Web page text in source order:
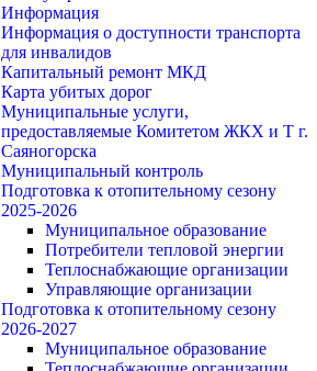
Информация
Информация о доступности транспорта
для инвалидов
Капитальный ремонт МКД
Карта убитых дорог
Муниципальные услуги,
предоставляемые Комитетом ЖКХ и Т г.
Саяногорска
Муниципальный контроль
Подготовка к отопительному сезону
2025-2026
Муниципальное образование
Потребители тепловой энергии
Теплоснабжающие организации
Управляющие организации
Подготовка к отопительному сезону
2026-2027
Муниципальное образование